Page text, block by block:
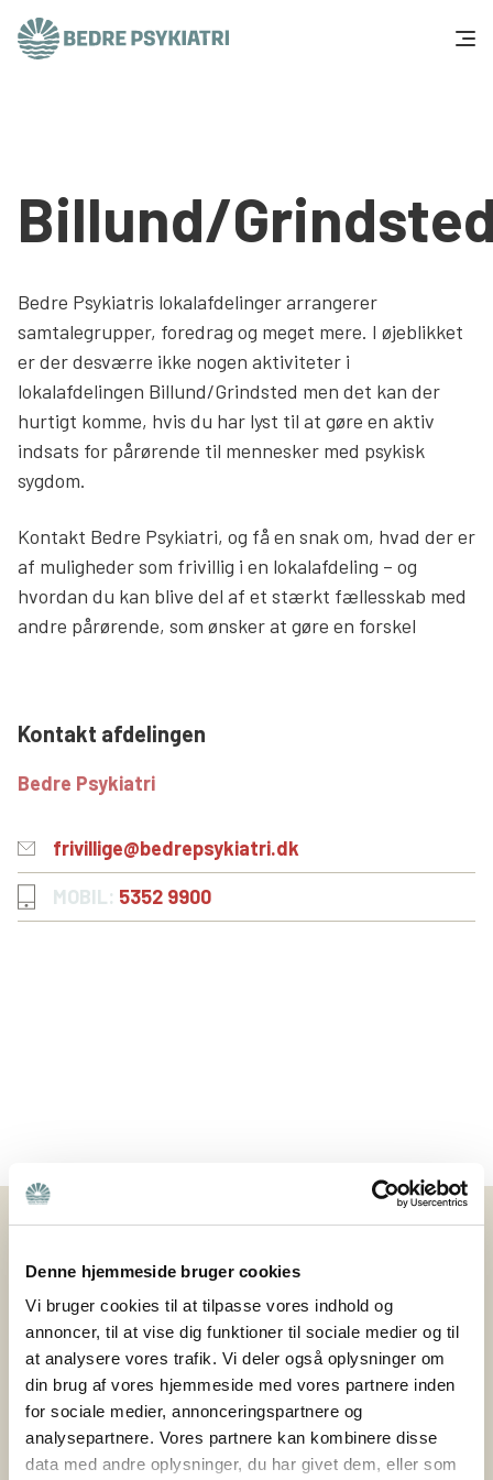
Denne hjemmeside bruger cookies
Vi bruger cookies til at tilpasse vores indhold og
annoncer, til at vise dig funktioner til sociale medier og til
at analysere vores trafik. Vi deler også oplysninger om
din brug af vores hjemmeside med vores partnere inden
for sociale medier, annonceringspartnere og
analysepartnere. Vores partnere kan kombinere disse
data med andre oplysninger, du har givet dem, eller som
Om os
Vær med
Presse og politik
Støt os
Søg
Billund/
Bedre Psykiatris lokalafdelinger arrangerer
samtalegrupper, foredrag og meget mere. I øjeblikket
er der desværre ikke nogen aktiviteter i
lokalafdelingen Billund/Grindsted men det kan der
hurtigt komme, hvis du har lyst til at gøre en aktiv
indsats for pårørende til mennesker med psykisk
sygdom.
Kontakt Bedre Psykiatri, og få en snak om, hvad der er
af muligheder som frivillig i en lokalafdeling – og
hvordan du kan blive del af et stærkt fællesskab med
andre pårørende, som ønsker at gøre en forskel
Kontakt afdelingen
Bedre Psykiatri
frivillige@bedrepsykiatri.dk
MOBIL: 5352 9900
25. februar 2026
Nye veje til frivillighed: Hvordan sikrer vi
fællesskab og støtte til pårørende – også i
fremtiden?
Hvordan sikrer vi, at pårørende også i fremtiden kan
finde fællesskab og støtte i deres lokalområde? Det